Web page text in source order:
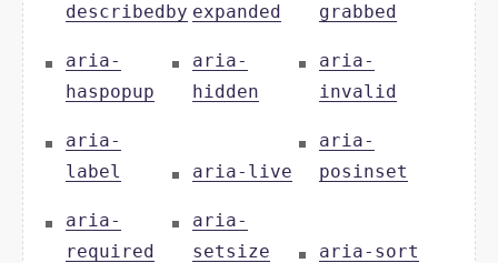
describedby expanded
grabbed
aria-
haspopup
aria-
hidden
aria-
invalid
aria-
label
aria-live
aria-
posinset
aria-
required
aria-
setsize
aria-sort